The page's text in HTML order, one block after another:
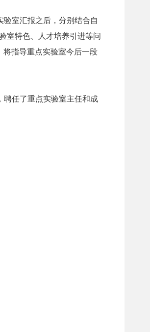
验室汇报之后，分别结合自
室特色、人才培养引进等问
指导重点实验室今后一段
聘任了重点实验室主任和成